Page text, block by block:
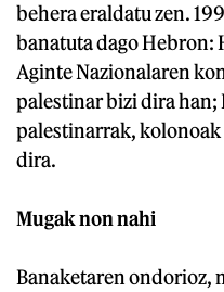
behera eraldatu zen.
banatuta dago Hebron:
Aginte Nazionalaren
palestinar bizi dira han;
palestinarrak, kolonoak
dira.
Mugak non nahi
Banaketaren ondorioz,